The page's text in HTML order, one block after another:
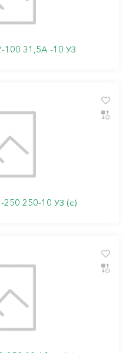
100 31,5А -10 УЗ
250 250-10 УЗ (с)